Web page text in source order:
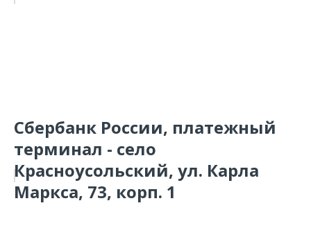
Сбербанк России, платежный
терминал - село
Красноусольский, ул. Карла
Маркса, 73, корп. 1